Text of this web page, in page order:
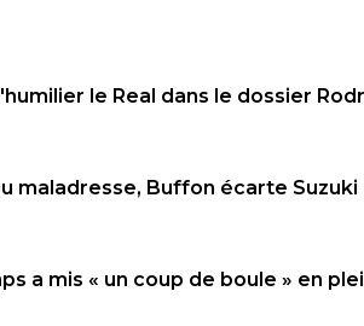
le Real dans le dossier
maladresse, Buffon écarte Suzuki
a mis « un coup de boule » en